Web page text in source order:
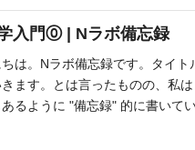
入門⓪ | Nラボ備忘録
ちは。Nラボ備忘録です。タイ
ます。とは言ったものの、私
るように "備忘録" 的に書いて